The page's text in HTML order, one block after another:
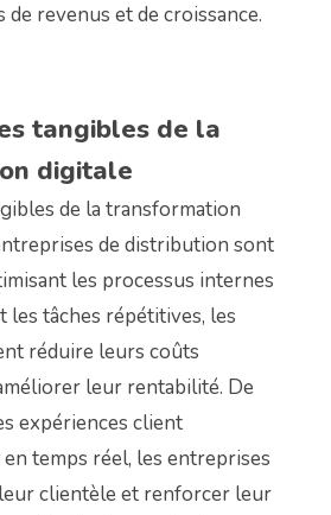
revenus et de croissance.
tangibles de la
digitale
de la transformation
de distribution sont
les processus internes
les tâches répétitives, les
réduire leurs coûts
leur rentabilité. De
expériences client
temps réel, les entreprises
clientèle et renforcer leur